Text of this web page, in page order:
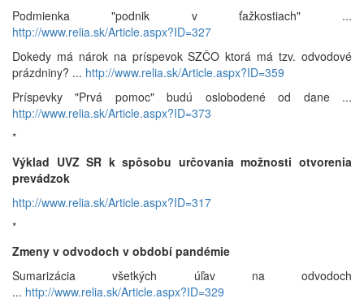
Podmienka "podnik v ťažkostiach" ...
http://www.relia.sk/Article.aspx?ID=327
Dokedy má nárok na príspevok SZČO ktorá má tzv. odvodové
prázdniny? ... http://www.relia.sk/Article.aspx?ID=359
Príspevky "Prvá pomoc" budú oslobodené od dane ...
http://www.relia.sk/Article.aspx?ID=373
*
Výklad UVZ SR k spôsobu určovania možnosti otvorenia
prevádzok
http://www.relia.sk/Article.aspx?ID=317
*
Zmeny v odvodoch v období pandémie
Sumarizácia všetkých úľav na odvodoch
... http://www.relia.sk/Article.aspx?ID=329